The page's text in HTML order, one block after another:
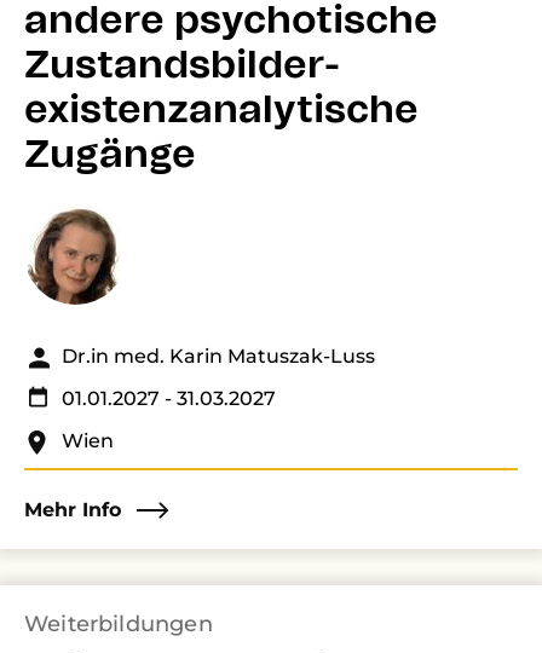
andere psychotische
Zustandsbilder-
existenzanalytische
Zugänge
Dr.in med. Karin Matuszak-Luss
01.01.2027 - 31.03.2027
Wien
Mehr Info
Weiterbildungen